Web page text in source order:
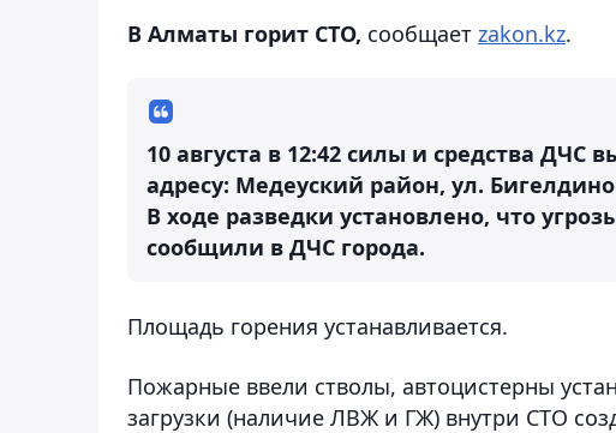
В Алматы горит СТО, сообщает zakon.kz.
10 августа в 12:42 силы и средства
адресу: Медеуский район, ул.
В ходе разведки установлено, что
сообщили в ДЧС города.
Площадь горения устанавливается.
Пожарные ввели стволы, автоцистерны
загрузки (наличие ЛВЖ и ГЖ) внутри СТО